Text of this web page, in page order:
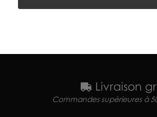
Livraison
Commandes supérieures à